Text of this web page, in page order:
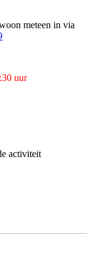
meteen in via
uur
activiteit